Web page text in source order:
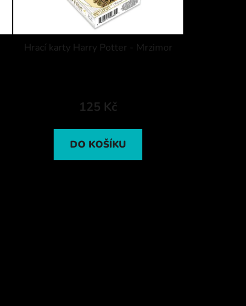
Hrací karty Harry Potter - Mrzimor
125 Kč
DO KOŠÍKU